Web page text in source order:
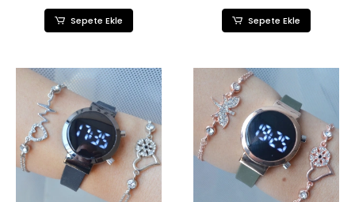
Sepete Ekle Sepete Ekle